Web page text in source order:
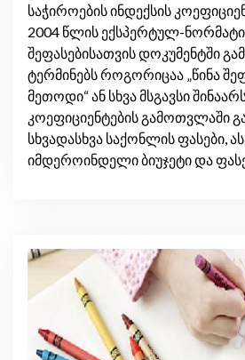
საჭიროების ინდექსის
2004 წლის ექსპერტულ-
შეფასებისათვის დოკუმენტში
ტერმინებს როგორიცაა „წინა
მეთოდი“ ან სხვა მსგავსი
კოეფიციენტების გამოთვლაში
სხვადასხვა საქონლის ფასები,
იმდეროინდელი ბიუჯეტი და